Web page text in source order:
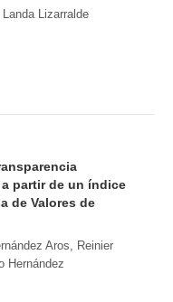
Lizarralde
partir de un índice
de Valores de
Aros, Reinier
Hernández